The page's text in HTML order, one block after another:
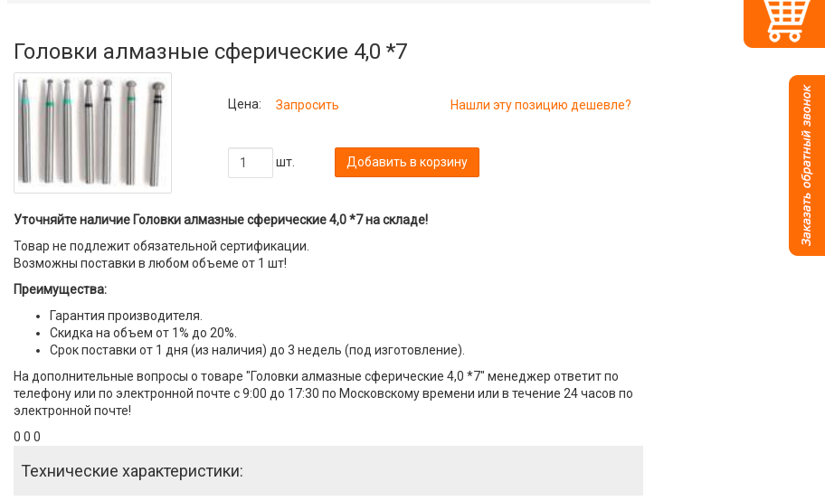
Головки алмазные сферические 4,0 *7
Цена: Запросить Нашли эту позицию дешевле?
шт. Добавить в корзину
Уточняйте наличие Головки алмазные сферические 4,0 *7 на складе!
Товар не подлежит обязательной сертификации.
Возможны поставки в любом объеме от 1 шт!
Преимущества:
Гарантия производителя.
Скидка на объем от 1% до 20%.
Срок поставки от 1 дня (из наличия) до 3 недель (под изготовление).
На дополнительные вопросы о товаре "Головки алмазные сферические 4,0 *7" менеджер ответит по
телефону или по электронной почте с 9:00 до 17:30 по Московскому времени или в течение 24 часов по
электронной почте!
0 0 0
Технические характеристики: